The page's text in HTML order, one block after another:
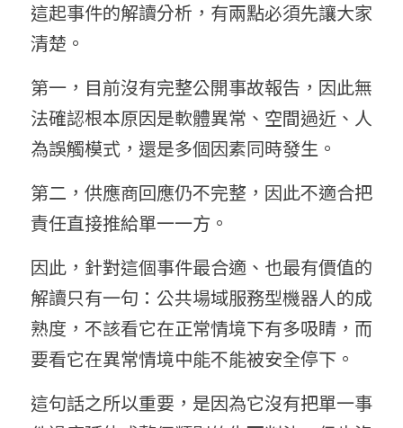
這起事件的解讀分析，有兩點必須先讓大家
清楚。
第一，目前沒有完整公開事故報告，因此無
法確認根本原因是軟體異常、空間過近、人
為誤觸模式，還是多個因素同時發生。
第二，供應商回應仍不完整，因此不適合把
責任直接推給單一一方。
因此，針對這個事件最合適、也最有價值的
解讀只有一句：公共場域服務型機器人的成
熟度，不該看它在正常情境下有多吸睛，而
要看它在異常情境中能不能被安全停下。
這句話之所以重要，是因為它沒有把單一事